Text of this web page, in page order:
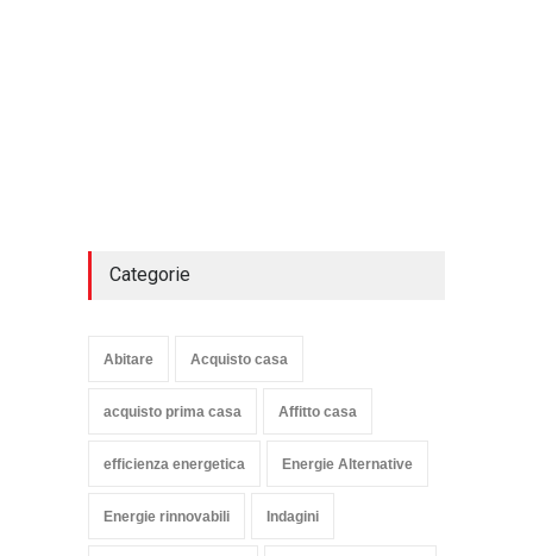
Categorie
Abitare Acquisto casa
acquisto prima casa Affitto casa
efficienza energetica Energie Alternative
Energie rinnovabili Indagini